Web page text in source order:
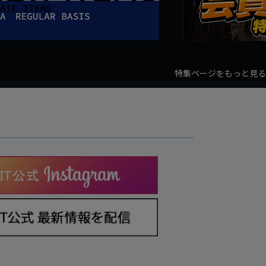
特集ページをもっと見る